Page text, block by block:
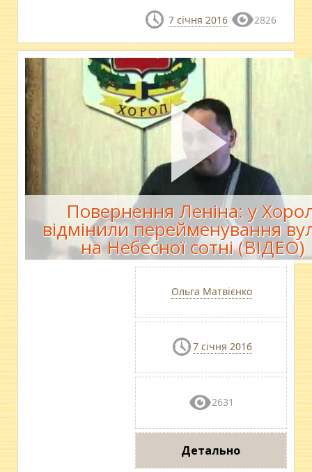
7 січня 2016 2826
Повернення Леніна: у
відмінили перейменування
на Небесної сотні (ВІДЕО)
Ольга Матвієнко
7 січня 2016
2631
Детально